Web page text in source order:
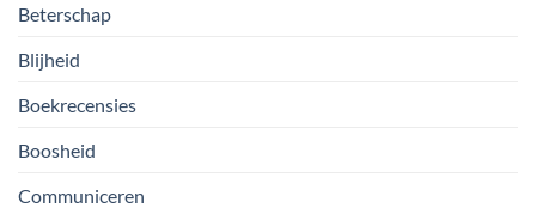
Beterschap
Blijheid
Boekrecensies
Boosheid
Communiceren